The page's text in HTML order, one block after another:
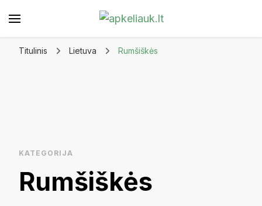
Titulinis Lietuva Rumšiškės
KATEGORIJA
Rumšiškės